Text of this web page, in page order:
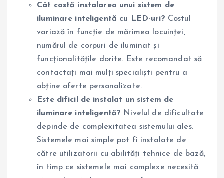
Cât costă instalarea unui sistem de
iluminare inteligentă cu LED-uri? Costul
variază în funcție de mărimea locuinței,
numărul de corpuri de iluminat și
funcționalitățile dorite. Este recomandat să
contactați mai mulți specialiști pentru a
obține oferte personalizate.
Este dificil de instalat un sistem de
iluminare inteligentă? Nivelul de dificultate
depinde de complexitatea sistemului ales.
Sistemele mai simple pot fi instalate de
către utilizatorii cu abilități tehnice de bază,
în timp ce sistemele mai complexe necesită